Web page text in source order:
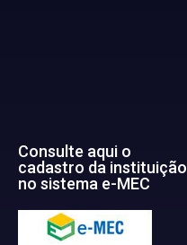
Consulte aqui o
cadastro da instituição
no sistema e-MEC